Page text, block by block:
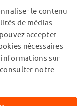
frais de port.
sont des
pour fournir des
le contenu
de médias
accepter
nécessaires
sur
notre